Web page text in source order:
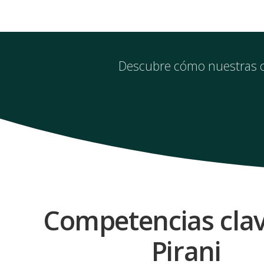
Descubre cómo nuestras
Competencias
Pirani